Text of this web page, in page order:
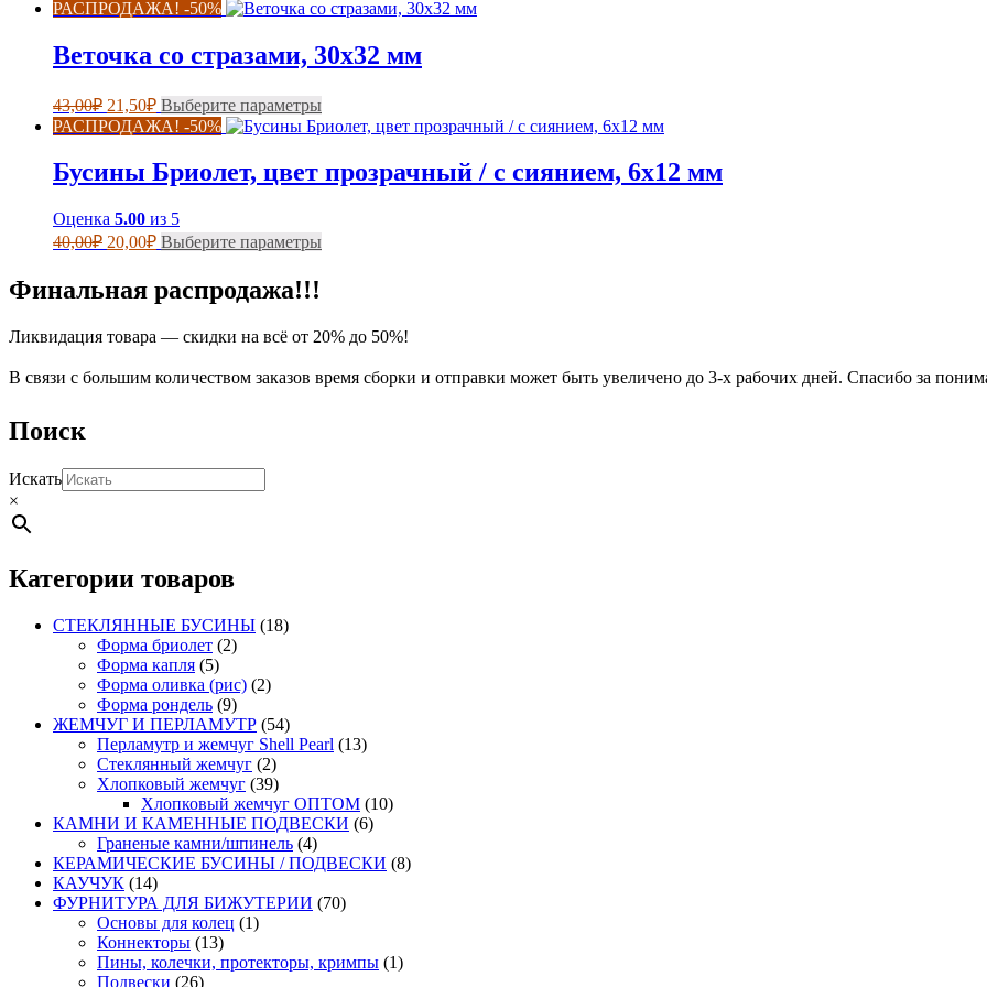
странице
товара.
35,00₽
имеет
несколько
вариаций.
выбрать
товара.
РАСПРОДАЖА! -50%
Веточка со стразами, 30х32 мм
43,00₽ Первоначальная
цена
составляла
43,00₽.
21,50₽Текущая
цена:
Выберите параметрыЭтот
товар
имеет
вариаций.
РАСПРОДАЖА! -50%
Бусины Бриолет, цвет прозрачный / с сиянием, 6х12 мм
Оценка 5.00 из 5
40,00₽ Первоначальная
40,00₽.
20,00₽Текущая
Выберите параметрыЭтот
Опции
выбрать
Финальная распродажа!!!
Ликвидация товара — скидки на всё от 20% до 50%!
В связи с большим количеством заказов время сборки и отправки может быть увеличено до 3-х рабочих дней. Спасибо за
Поиск
Искать
×
Категории товаров
СТЕКЛЯННЫЕ БУСИНЫ (18)
Форма бриолет (2)
Форма капля (5)
Форма оливка (рис) (2)
Форма рондель (9)
ЖЕМЧУГ И ПЕРЛАМУТР (54)
Перламутр и жемчуг Shell Pearl (13)
Стеклянный жемчуг (2)
Хлопковый жемчуг (39)
Хлопковый жемчуг ОПТОМ (10)
КАМНИ И КАМЕННЫЕ ПОДВЕСКИ (6)
Граненые камни/шпинель (4)
КЕРАМИЧЕСКИЕ БУСИНЫ / ПОДВЕСКИ (8)
КАУЧУК (14)
ФУРНИТУРА ДЛЯ БИЖУТЕРИИ (70)
Основы для колец (1)
Коннекторы (13)
Пины, колечки, протекторы, кримпы (1)
Подвески (26)